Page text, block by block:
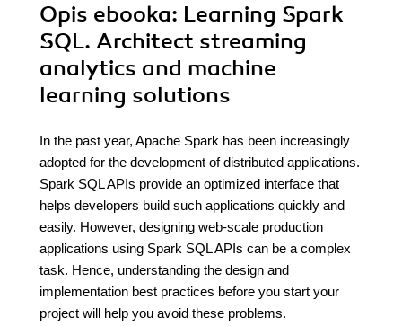
Opis ebooka: Learning Spark
SQL. Architect streaming
analytics and machine
learning solutions
In the past year, Apache Spark has been increasingly
adopted for the development of distributed applications.
Spark SQL APIs provide an optimized interface that
helps developers build such applications quickly and
easily. However, designing web-scale production
applications using Spark SQL APIs can be a complex
task. Hence, understanding the design and
implementation best practices before you start your
project will help you avoid these problems.